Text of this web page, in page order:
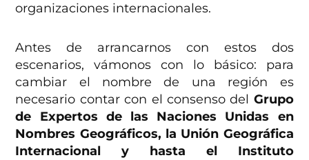
organizaciones internacionales.
Antes de arrancarnos con estos dos
escenarios, vámonos con lo básico: para
cambiar el nombre de una región es
necesario contar con el consenso del Grupo
de Expertos de las Naciones Unidas en
Nombres Geográficos, la Unión Geográfica
Internacional y hasta el Instituto